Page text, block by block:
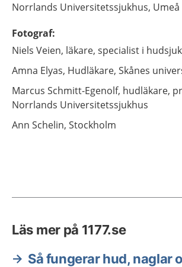
Norrlands Universitetssjukhus, Umeå
Fotograf:
Niels Veien, läkare, specialist i
Amna Elyas, Hudläkare, Skånes
Marcus Schmitt-Egenolf, hudläkare,
Norrlands Universitetssjukhus
Ann Schelin, Stockholm
Läs mer på 1177.se
Så fungerar hud, naglar